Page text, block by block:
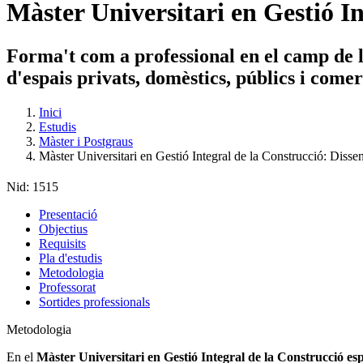
Màster Universitari en Gestió
Forma't com a professional en el camp
d'espais privats, domèstics, públics i
Inici
Estudis
Màster i Postgraus
Màster Universitari en Gestió Integral de la Construcció:
Nid: 1515
Presentació
Objectius
Requisits
Pla d'estudis
Metodologia
Professorat
Sortides professionals
Metodologia
En el Màster Universitari en Gestió Integral de la Construcció